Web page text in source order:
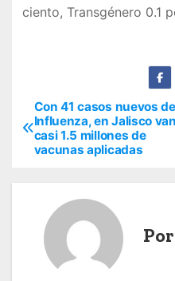
ciento, Transgénero 0.1
N
a
Con 41 casos nuevos de
Influenza, en Jalisco van
casi 1.5 millones de
vacunas aplicadas
Por